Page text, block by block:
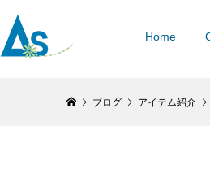
Home
ブログ アイテム紹介